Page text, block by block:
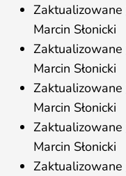
Zaktualizowane
Marcin Słonicki
Zaktualizowane
Marcin Słonicki
Zaktualizowane
Marcin Słonicki
Zaktualizowane
Marcin Słonicki
Zaktualizowane